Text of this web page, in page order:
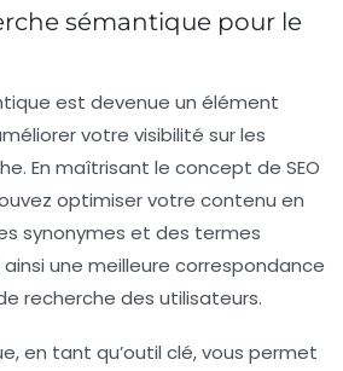
sémantique pour le
est devenue un élément
votre visibilité sur les
En maîtrisant le concept de SEO
optimiser votre contenu en
synonymes et des termes
une meilleure correspondance
recherche des utilisateurs.
en tant qu’outil clé, vous permet